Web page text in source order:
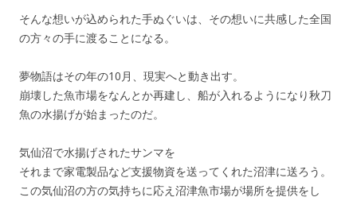
そんな想いが込められた手ぬぐいは、その想いに共感した全国
の方々の手に渡ることになる。
夢物語はその年の10月、現実へと動き出す。
崩壊した魚市場をなんとか再建し、船が入れるようになり秋刀
魚の水揚げが始まったのだ。
気仙沼で水揚げされたサンマを
それまで家電製品など支援物資を送ってくれた沼津に送ろう。
この気仙沼の方の気持ちに応え沼津魚市場が場所を提供をし